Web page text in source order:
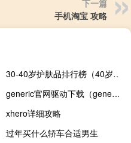
下一篇
手机淘宝 攻略
30-40岁护肤品排行榜（40岁护肤品排行榜）
generic官网驱动下载（generic 18bw 7）
xhero详细攻略
过年买什么轿车合适男生